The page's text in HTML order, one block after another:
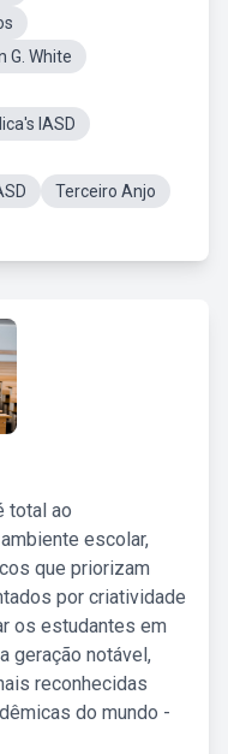
G. White
IASD
Terceiro Anjo
total ao
escolar,
que priorizam
por criatividade
os estudantes em
geração notável,
reconhecidas
do mundo -